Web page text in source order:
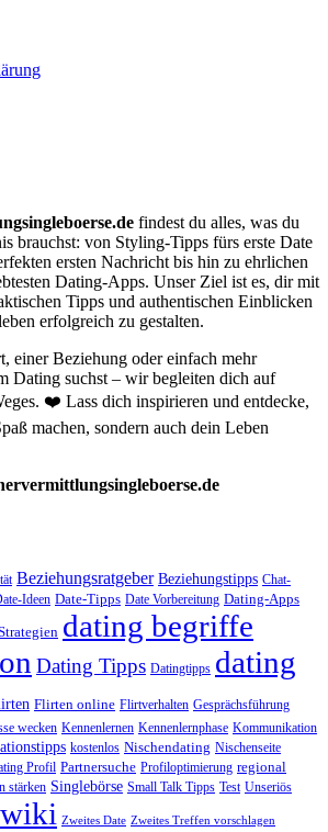
findest du alles, was du
brauchst: von Styling-Tipps fürs erste Date
ersten Nachricht bis hin zu ehrlichen
Dating-Apps. Unser Ziel ist es, dir mit
Tipps und authentischen Einblicken
erfolgreich zu gestalten.
einer Beziehung oder einfach mehr
Dating suchst – wir begleiten dich auf
❤️ Lass dich inspirieren und entdecke,
machen, sondern auch dein Leben
Beziehungsratgeber Beziehungstipps Chat-
Ideen Date-Tipps Date Vorbereitung Dating-Apps
dating begriffe
Dating Tipps Datingtipps dating
Flirten online Flirtverhalten Gesprächsführung
wecken Kennenlernen Kennenlernphase Kommunikation
kostenlos Nischendating Nischenseite
Profil Partnersuche Profiloptimierung regional
stärken Singlebörse Small Talk Tipps Test Unseriös
wiki Zweites Date Zweites Treffen vorschlagen